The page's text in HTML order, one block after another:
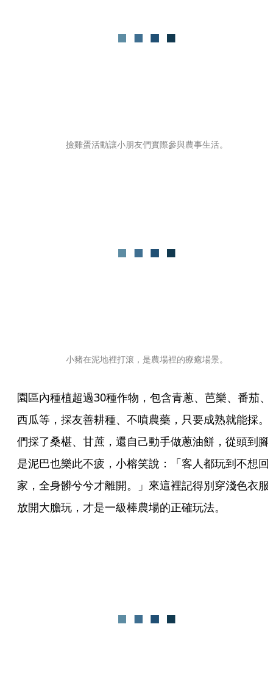
撿雞蛋活動讓小朋友們實際參與農事生活。
小豬在泥地裡打滾，是農場裡的療癒場景。
園區內種植超過30種作物，包含青蔥、芭樂、番茄、
西瓜等，採友善耕種、不噴農藥，只要成熟就能採。
們採了桑椹、甘蔗，還自己動手做蔥油餅，從頭到腳
是泥巴也樂此不疲，小榕笑說：「客人都玩到不想回
家，全身髒兮兮才離開。」來這裡記得別穿淺色衣服
放開大膽玩，才是一級棒農場的正確玩法。